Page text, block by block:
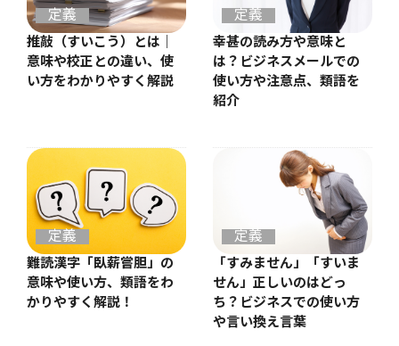
定義
推敲（すいこう）とは｜
意味や校正との違い、使
い方をわかりやすく解説
定義
幸甚の読み方や意味と
は？ビジネスメールでの
使い方や注意点、類語を
紹介
定義
難読漢字「臥薪嘗胆」の
意味や使い方、類語をわ
かりやすく解説！
定義
「すみません」「すいま
せん」正しいのはどっ
ち？ビジネスでの使い方
や言い換え言葉